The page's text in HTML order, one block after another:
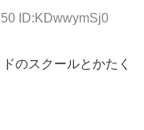
ID:KDwwymSj0
のスクールとかたく